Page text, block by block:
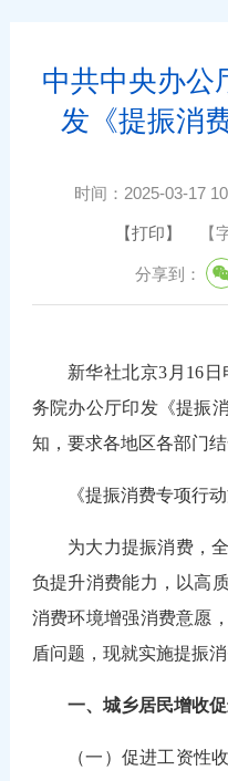
中共中央办公
发《提振消
时间： 2025-03-17
【打印】 【
分享到：
新华社北京3月16
务院办公厅印发《提振
知，要求各地区各部门
《提振消费专项行
为大力提振消费，
负提升消费能力，以高
消费环境增强消费意愿
盾问题，现就实施提振
一、城乡居民增收
（一）促进工资性